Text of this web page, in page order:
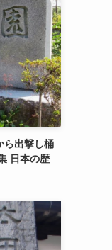
ら出撃し桶
日本の歴